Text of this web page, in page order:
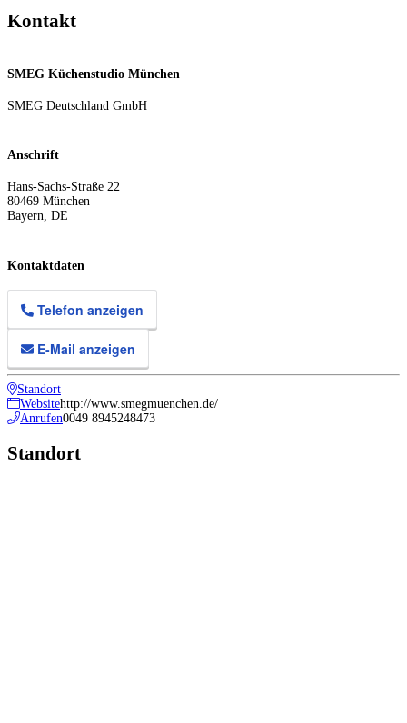
Kontakt
SMEG Küchenstudio München
SMEG Deutschland GmbH
Anschrift
Hans-Sachs-Straße 22
80469 München
Bayern DE
Kontaktdaten
Telefon anzeigen
E-Mail anzeigen
Standort
Websitehttp://www.smegmuenchen.de/
Anrufen0049 8945248473
Standort